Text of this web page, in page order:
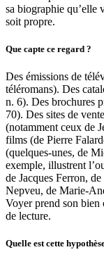
sa biographie qu’elle
soit propre.
Que capte ce regard ?
Des émissions de
téléromans). Des
n. 6). Des brochures
70). Des sites de
(notamment ceux de
films (de Pierre
(quelques-unes, de
exemple, illustrent
de Jacques Ferron,
Nepveu, de Marie-
Voyer prend son bien
de lecture.
Quelle est cette